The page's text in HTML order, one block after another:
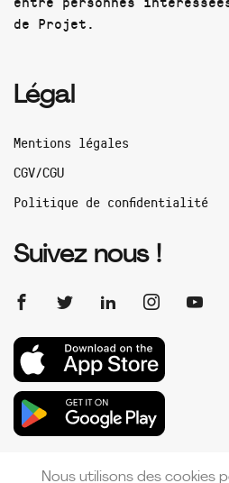
de Projet.
Légal
Mentions légales
CGV/CGU
Politique de confidentialité
Suivez nous !
Nous utilisons des cookies